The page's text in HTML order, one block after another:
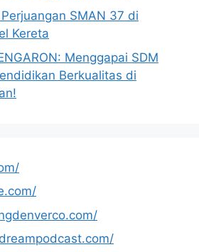
SMAN 37 di
Kereta
Menggapai SDM
Berkualitas di